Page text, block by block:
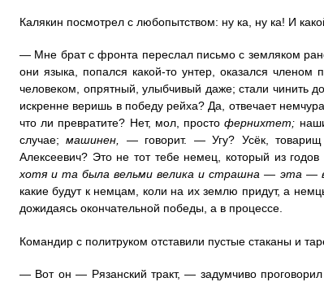
Калякин посмотрел с любопытством: ну ка, ну ка! И
— Мне брат с фронта переслал письмо с земляком
они языка, попался какой-то унтер, оказался
человеком, опрятный, улыбчивый даже; стали
искренне веришь в победу рейха? Да, отвечает
что ли превратите? Нет, мол, простофернихтет;
случае;машинен,
— говорит. — Угу? Усёк, товарищ
Алексеевич? Это не тот тебе немец, который из
хотя и та была вельми велика и страшна — эта —
какие будут к немцам, коли на их землю придут, а
дожидаясь окончательной победы, а в процессе.
Командир с политруком отставили пустые стаканы и
— Вот он — Рязанский тракт, — задумчиво